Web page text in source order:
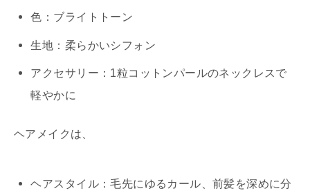
色：ブライトトーン
生地：柔らかいシフォン
アクセサリー：1粒コットンパールのネックレスで
軽やかに
ヘアメイクは、
ヘアスタイル：毛先にゆるカール、前髪を深めに分